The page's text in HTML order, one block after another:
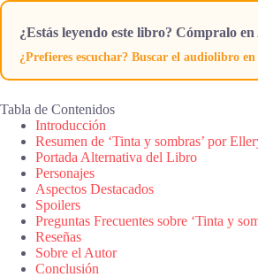
¿Estás leyendo este libro? Cómpralo
¿Prefieres escuchar? Buscar el audiolibro en
Tabla de Contenidos
Introducción
Resumen de ‘Tinta y sombras’ por
Portada Alternativa del Libro
Personajes
Aspectos Destacados
Spoilers
Preguntas Frecuentes sobre ‘Tinta y
Reseñas
Sobre el Autor
Conclusión